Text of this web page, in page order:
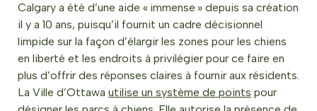
Calgary a été d’une aide « immense » depuis sa création
il y a 10 ans, puisqu’il fournit un cadre décisionnel
limpide sur la façon d’élargir les zones pour les chiens
en liberté et les endroits à privilégier pour ce faire en
plus d’offrir des réponses claires à fournir aux résidents.
La Ville d’Ottawa utilise un système de points pour